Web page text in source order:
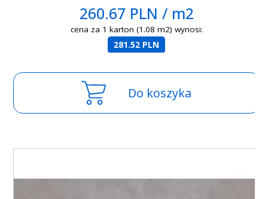
260.67 PLN / m2
cena za 1 karton (1.08 m2) wynosi:
281.52 PLN
Do koszyka